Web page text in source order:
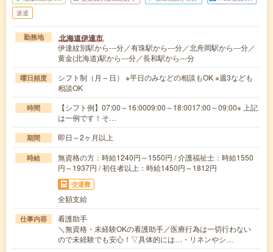
派遣
勤務地 北海道伊達市
伊達紋別駅から---分／有珠駅から---分／北舟岡駅から---分／
黄金(北海道)駅から---分／長和駅から---分
曜日頻度
シフト制（月～日） ※平日のみなどの相談もOK ※週3なども
相談OK
時間
【シフト例】07:00～16:0009:00～18:0017:00～09:00※ 上記
は一例です！そ…
期間 即日～2ヶ月以上
時給
無資格の方：時給1240円～1550円 / 介護福祉士：時給1550
円～1937円 / 初任者以上：時給1450円～1812円
交通費
全額支給
仕事内容
看護助手
＼無資格・未経験OKの看護助手／医療行為は一切行わない
ので未経験でも安心！▽具体的には…・リネンやシ…